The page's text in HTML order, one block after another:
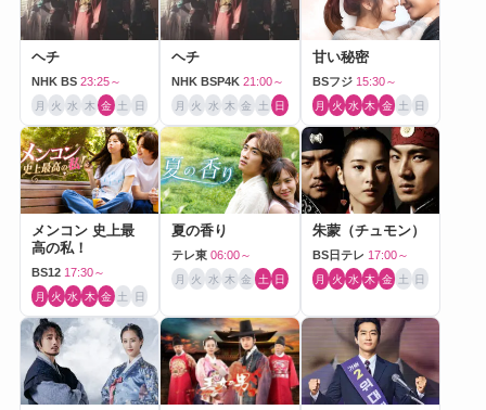
ヘチ
NHK BS 23:25～
月 火 水 木 金 土 日
ヘチ
NHK BSP4K 21:00～
月 火 水 木 金 土 日
甘い秘密
BSフジ 15:30～
月 火 水 木 金 土 日
メンコン 史上最
高の私！
BS12 17:30～
月 火 水 木 金 土 日
夏の香り
テレ東 06:00～
月 火 水 木 金 土 日
朱蒙（チュモン）
BS日テレ 17:00～
月 火 水 木 金 土 日